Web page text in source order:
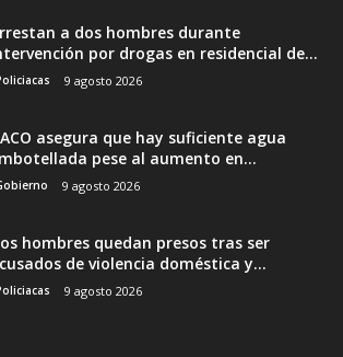
a dos hombres durante
por drogas en residencial de...
9 agosto 2026
asegura que hay suficiente agua
pese al aumento en...
9 agosto 2026
hombres quedan presos tras ser
de violencia doméstica y...
9 agosto 2026